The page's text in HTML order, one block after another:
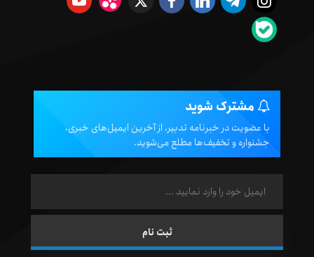
مشترک شوید
با عضویت در خبرنامه تدبیر، از آخرین ایمیل‌های خبری،
جشنواره و تخفیف‌ها مطلع می‌شوید.